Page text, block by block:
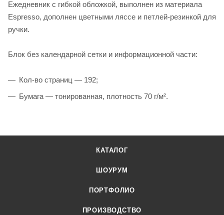
Ежедневник с гибкой обложкой, выполнен из материала
Espresso, дополнен цветными ляссе и петлей-резинкой для
ручки.
Блок без календарной сетки и информационной части:
Кол-во страниц — 192;
Бумага — тонированная, плотность 70 г/м².
КАТАЛОГ
ШОУРУМ
ПОРТФОЛИО
ПРОИЗВОДСТВО